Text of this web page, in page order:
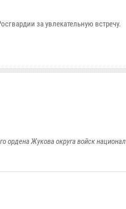
за увлекательную встречу.
ордена Жукова округа войск